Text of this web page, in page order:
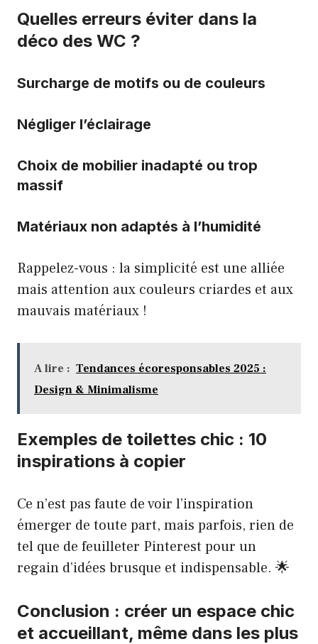
Quelles erreurs éviter dans la
déco des WC ?
Surcharge de motifs ou de couleurs
Négliger l’éclairage
Choix de mobilier inadapté ou trop
massif
Matériaux non adaptés à l’humidité
Rappelez-vous : la simplicité est une alliée
mais attention aux couleurs criardes et aux
mauvais matériaux !
A lire : Tendances écoresponsables 2025 :
Design & Minimalisme
Exemples de toilettes chic : 10
inspirations à copier
Ce n’est pas faute de voir l’inspiration
émerger de toute part, mais parfois, rien de
tel que de feuilleter Pinterest pour un
regain d’idées brusque et indispensable. 🌟
Conclusion : créer un espace chic
et accueillant, même dans les plus